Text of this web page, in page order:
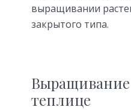
выращивании
закрытого типа.
Выращивание
теплице